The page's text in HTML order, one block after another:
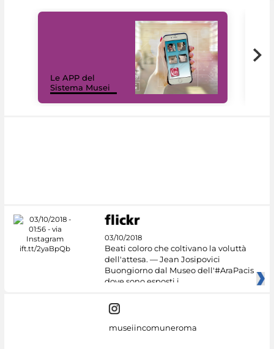
Le APP del
Sistema Musei
03/10/2018
Beati coloro che coltivano la voluttà
dell'attesa. — Jean Josipovici
Buongiorno dal Museo dell'#AraPacis
dove sono esposti i
museiincomuneroma